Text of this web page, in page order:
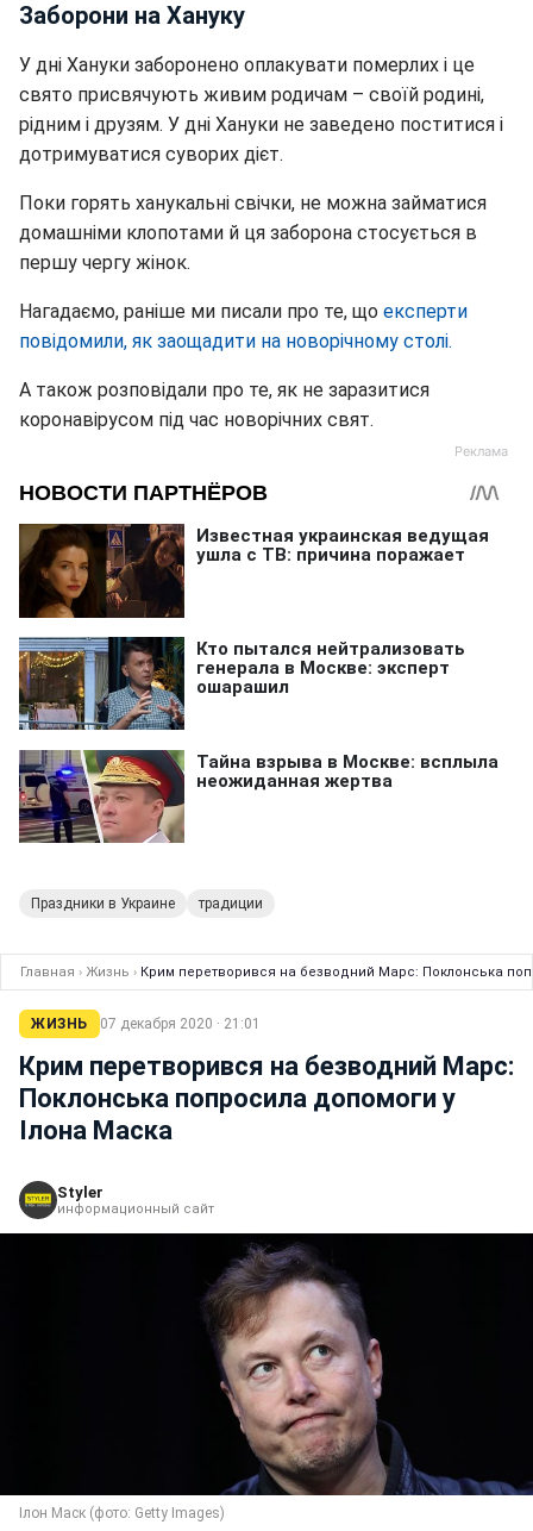
Заборони на Хануку
У дні Хануки заборонено оплакувати померлих і це
свято присвячують живим родичам – своїй родині,
рідним і друзям. У дні Хануки не заведено поститися і
дотримуватися суворих дієт.
Поки горять ханукальні свічки, не можна займатися
домашніми клопотами й ця заборона стосується в
першу чергу жінок.
Нагадаємо, раніше ми писали про те, що експерти
повідомили, як заощадити на новорічному столі.
А також розповідали про те, як не заразитися
коронавірусом під час новорічних свят.
Праздники в Украине традиции
Главная › Жизнь › Крим перетворився на безводний Марс: Поклонська
ЖИЗНЬ 07 декабря 2020 · 21:01
Крим перетворився на безводний Марс:
Поклонська попросила допомоги у
Ілона Маска
Styler
информационный сайт
Ілон Маск (фото: Getty Images)